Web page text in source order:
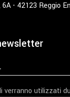
6A - 42123 Reggio
verranno utilizzati